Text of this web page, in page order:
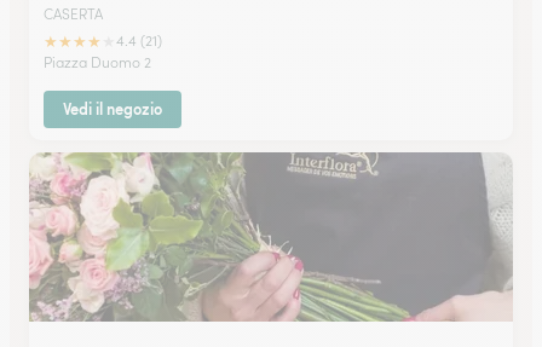
CASERTA
★★★★
4.4 (21)
Piazza Duomo 2
Vedi il negozio